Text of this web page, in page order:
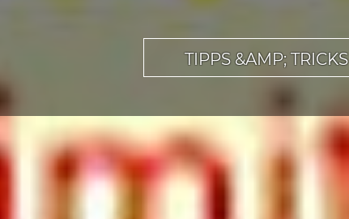
TIPPS &AMP; TRICKS